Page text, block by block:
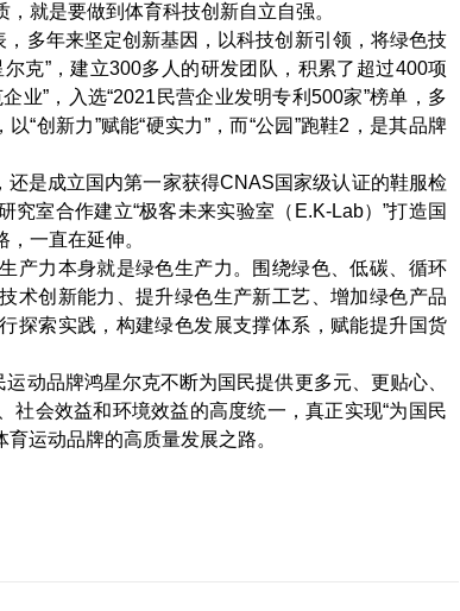
就是要做到体育科技创新自立自强。
多年来坚定创新基因，以科技创新引领，将绿色技
克”，建立300多人的研发团队，积累了超过400项
业”，入选“2021民营企业发明专利500家”榜单，多
“创新力”赋能“硬实力”，而“公园”跑鞋2，是其品牌
是成立国内第一家获得CNAS国家级认证的鞋服检
究室合作建立“极客未来实验室（E.K-Lab）”打造国
一直在延伸。
产力本身就是绿色生产力。围绕绿色、低碳、循环
术创新能力、提升绿色生产新工艺、增加绿色产品
探索实践，构建绿色发展支撑体系，赋能提升国货
品牌鸿星尔克不断为国民提供更多元、更贴心、
社会效益和环境效益的高度统一，真正实现“为国民
育运动品牌的高质量发展之路。